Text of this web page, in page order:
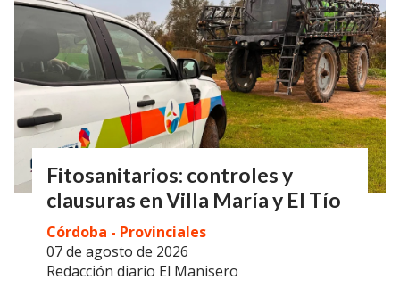
Fitosanitarios: controles y
clausuras en Villa María y El Tío
Redacción diario El Manisero
Córdoba - Provinciales
07 de agosto de 2026